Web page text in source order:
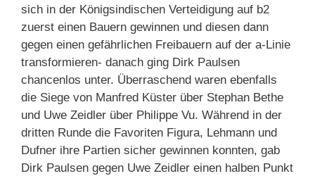
sich in der Königsindischen Verteidigung auf b2
zuerst einen Bauern gewinnen und diesen dann
gegen einen gefährlichen Freibauern auf der a-Linie
transformieren- danach ging Dirk Paulsen
chancenlos unter. Überraschend waren ebenfalls
die Siege von Manfred Küster über Stephan Bethe
und Uwe Zeidler über Philippe Vu. Während in der
dritten Runde die Favoriten Figura, Lehmann und
Dufner ihre Partien sicher gewinnen konnten, gab
Dirk Paulsen gegen Uwe Zeidler einen halben Punkt